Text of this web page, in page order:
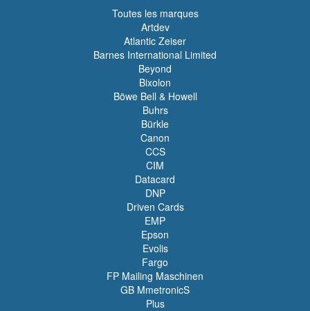
Toutes les marques
Artdev
Atlantic Zeiser
Barnes International Limited
Beyond
Bixolon
Böwe Bell & Howell
Buhrs
Bürkle
Canon
CCS
CIM
Datacard
DNP
Driven Cards
EMP
Epson
Evolis
Fargo
FP Mailing Maschinen
GB MmetronicS
Plus